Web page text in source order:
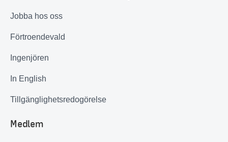
Jobba hos oss
Förtroendevald
Ingenjören
In English
Tillgänglighetsredogörelse
Medlem